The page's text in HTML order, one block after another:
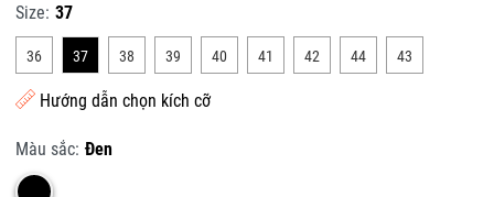
Size: 37
36 37 38 39 40 41 42 44 43
Hướng dẫn chọn kích cỡ
Màu sắc: Đen